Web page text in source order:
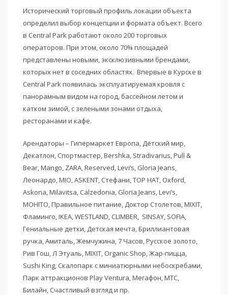
Исторический торговый профиль локации объекта
определил выбор концепции и формата объект. Всего
в Central Park работают около 200 торговых
операторов. При этом, около 70% площадей
представлены новыми, эксклюзивными брендами,
которых нет в соседних областях. Впервые в Курске в
Central Park появилась эксплуатируемая кровля с
панорамным видом на город, бассейном летом и
катком зимой, с зелеными зонами отдыха,
ресторанами и кафе.
Арендаторы – Гипермаркет Европа, Детский мир,
Декатлон, Спортмастер, Bershka, Stradivarius, Pull &
Bear, Mango, ZARA, Reserved, Levi’s, Gloria Jeans,
Леонардо, MIO, ASKENT, Стефани, TOP HAT, Oxford,
Askona, Milavitsa, Calzedonia, Gloria Jeans, Levi’s,
MOHITO, Правильное питание, Доктор Столетов, MIXIT,
Фламинго, IKEA, WESTLAND, CLIMBER, SINSAY, SOFIA,
Гениальные детки, Детская мечта, Бриллиантовая
ручка, Амиталь, Жемчужина, 7 Часов, Русское золото,
Рив Гош, Л Этуаль, MIXIT, Organic Shop, Жар-пицца,
Sushi King, Скалопарк с миниатюрными небоскребами,
Парк аттракционов Play Ventura, Мегафон, МТС,
Билайн, Счастливый взгляд и пр.